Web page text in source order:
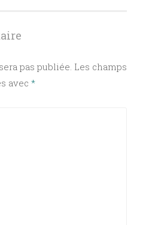
pas publiée. Les champs
avec *